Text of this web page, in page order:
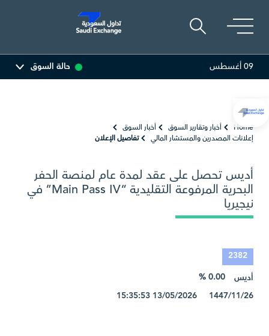
البحري
09 أغسطس حالة السوق
Home أخبار وتقارير السوق
أخبار السوق
إعلانات المصدرين والمستشار المالي
تفاصيل الإعلان
أديس تحصل على عقد لمدة عام لمنصة الحفر
البحرية المرفوعة التقليدية “Main Pass IV” في
نيجيريا
2382
أديس
0.00 %
1447/11/26 13/05/2026 15:35:53